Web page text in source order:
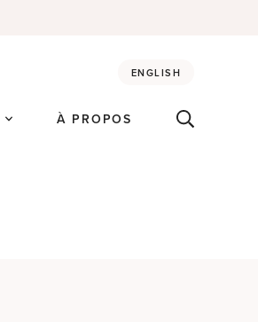
ENGLISH
À PROPOS